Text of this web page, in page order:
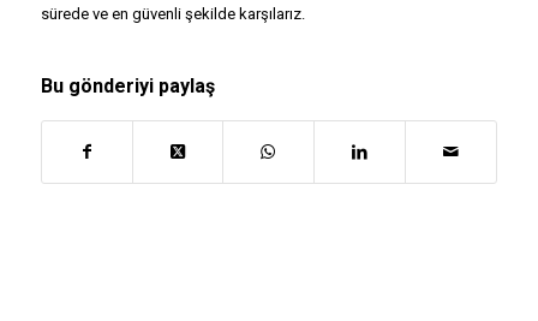
sürede ve en güvenli şekilde karşılarız.
Bu gönderiyi paylaş